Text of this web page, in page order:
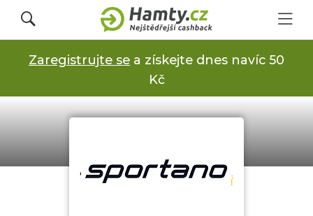
Přihlásit se
Registrovat
Obchody
Zaregistrujte se a získejte dnes navíc 50
Kč